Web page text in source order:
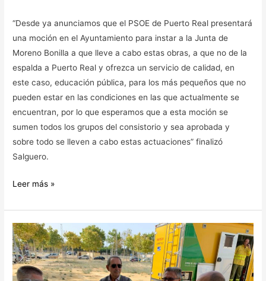
“Desde ya anunciamos que el PSOE de Puerto Real presentará
una moción en el Ayuntamiento para instar a la Junta de
Moreno Bonilla a que lleve a cabo estas obras, a que no de la
espalda a Puerto Real y ofrezca un servicio de calidad, en
este caso, educación pública, para los más pequeños que no
pueden estar en las condiciones en las que actualmente se
encuentran, por lo que esperamos que a esta moción se
sumen todos los grupos del consistorio y sea aprobada y
sobre todo se lleven a cabo estas actuaciones” finalizó
Salguero.
Leer más »
IRENE
GARCÍA
VISITA
JUNTO